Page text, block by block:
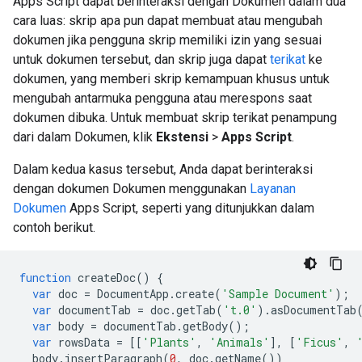
cara luas: skrip apa pun dapat membuat atau mengubah
dokumen jika pengguna skrip memiliki izin yang sesuai
untuk dokumen tersebut, dan skrip juga dapat terikat ke
dokumen, yang memberi skrip kemampuan khusus untuk
mengubah antarmuka pengguna atau merespons saat
dokumen dibuka. Untuk membuat skrip terikat penampung
dari dalam Dokumen, klik Ekstensi > Apps Script.
Dalam kedua kasus tersebut, Anda dapat berinteraksi
dengan dokumen Dokumen menggunakan Layanan
Dokumen Apps Script, seperti yang ditunjukkan dalam
contoh berikut.
function createDoc()
{
var doc = DocumentApp .create( 'Sample Document' );
var documentTab = doc.getTab( 't.0' ).asDocumentTab
var body = documentTab .getBody();
var rowsData = [[ 'Plants' , 'Animals' ], [ 'Ficus' ,
body. insertParagraph(0, doc.getName())